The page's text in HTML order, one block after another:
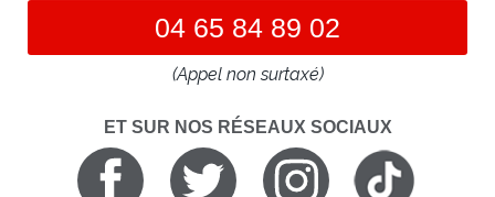
04 65 84 89 02
(Appel non surtaxé)
ET SUR NOS RÉSEAUX SOCIAUX